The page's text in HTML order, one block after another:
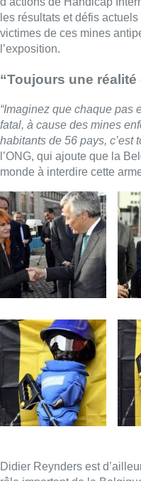
les résultats et défis
victimes de ces mines
l’exposition.
“Toujours une réalité
“Imaginez que chaque pas
fatal, à cause des mines
habitants de 56 pays, c’est
l’ONG, qui ajoute que la
monde à interdire cette
Didier Reynders est